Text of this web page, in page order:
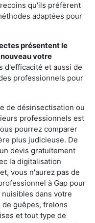
qu'ils préfèrent
adaptées pour
présentent le
votre
d'efficacité et aussi de
professionnels pour
de désinsectisation ou
professionnels est
pourrez comparer
plus judicieuse. De
devis gratuitement
la digitalisation
vous n'aurez pas de
à Gap pour
dans votre
de guêpes, frelons
et tout type de